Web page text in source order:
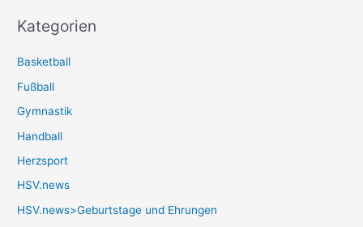
Kategorien
Basketball
Fußball
Gymnastik
Handball
Herzsport
HSV.news
HSV.news>Geburtstage und Ehrungen